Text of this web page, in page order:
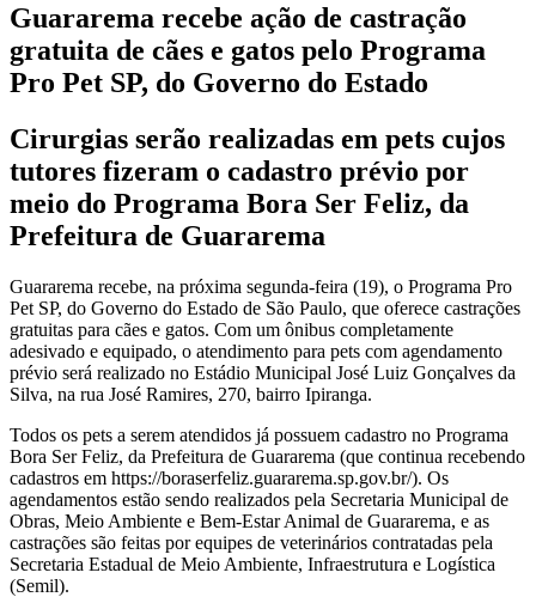
Guararema recebe ação de castração
gratuita de cães e gatos pelo Programa
Pro Pet SP, do Governo do Estado
Cirurgias serão realizadas em pets cujos
tutores fizeram o cadastro prévio por
meio do Programa Bora Ser Feliz, da
Prefeitura de Guararema
Guararema recebe, na próxima segunda-feira (19), o Programa Pro
Pet SP, do Governo do Estado de São Paulo, que oferece castrações
gratuitas para cães e gatos. Com um ônibus completamente
adesivado e equipado, o atendimento para pets com agendamento
prévio será realizado no Estádio Municipal José Luiz Gonçalves da
Silva, na rua José Ramires, 270, bairro Ipiranga.
Todos os pets a serem atendidos já possuem cadastro no Programa
Bora Ser Feliz, da Prefeitura de Guararema (que continua recebendo
cadastros em https://boraserfeliz.guararema.sp.gov.br/). Os
agendamentos estão sendo realizados pela Secretaria Municipal de
Obras, Meio Ambiente e Bem-Estar Animal de Guararema, e as
castrações são feitas por equipes de veterinários contratadas pela
Secretaria Estadual de Meio Ambiente, Infraestrutura e Logística
(Semil).